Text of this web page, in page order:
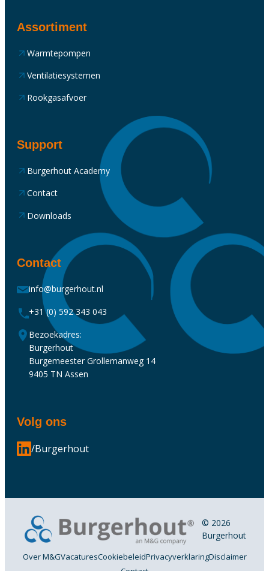
Assortiment
Warmtepompen
Ventilatiesystemen
Rookgasafvoer
Support
Burgerhout Academy
Contact
Downloads
Contact
info@burgerhout.nl
+31 (0) 592 343 043
Bezoekadres:
Burgerhout
Burgemeester Grollemanweg 14
9405 TN Assen
Volg ons
/Burgerhout
© 2026
Burgerhout
Over M&GVacaturesCookiebeleidPrivacyverklaringDisclaimer